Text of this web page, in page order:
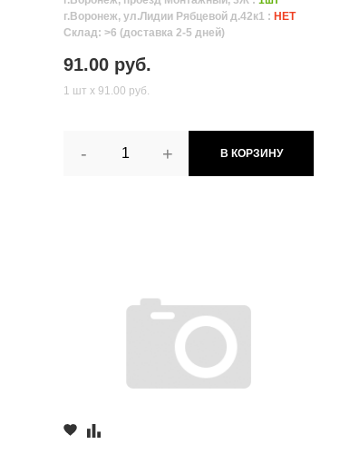
г.Воронеж, ул.Лидии Рябцевой д.42к1 : НЕТ
Склад: >6 (доставка 2-5 дней)
91.00 руб.
1 шт х 91.00 руб.
- + В КОРЗИНУ